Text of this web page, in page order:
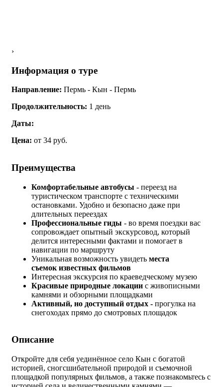
›
Информация о туре
Направление: Пермь - Кын - Пермь
Продолжительность: 1 день
Даты:
Цена: от 34 руб.
Преимущества
Комфортабельные автобусы - переезд на
туристическом транспорте с техническими
остановками. Удобно и безопасно даже при
длительных переездах
Профессиональные гиды - во время поездки вас
сопровождает опытный экскурсовод, который
делится интересными фактами и помогает в
навигации по маршруту
Уникальная возможность увидеть места
съемок известных фильмов
Интересная экскурсия по краеведческому музею
Красивые природные локации с живописными
камнями и обзорными площадками
Активный, но доступный отдых - прогулка на
снегоходах прямо до смотровых площадок
Описание
Откройте для себя уединённое село Кын с богатой
историей, сногсшибательной природой и съемочной
площадкой популярных фильмов, а также познакомьтесь с